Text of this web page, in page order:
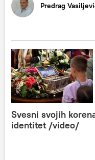
Predrag
Svesni svojih
identitet /video/